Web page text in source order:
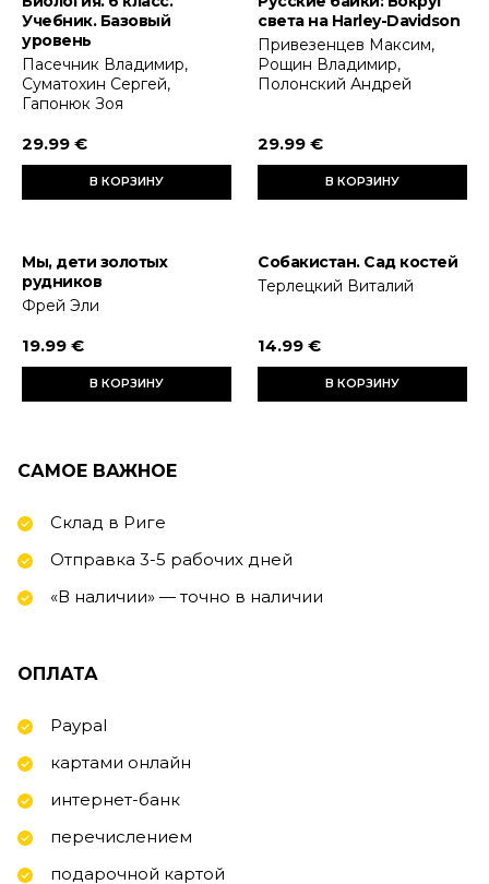
Учебник. Базовый
уровень
Пасечник Владимир,
Суматохин Сергей,
Гапонюк Зоя
29.99 €
В КОРЗИНУ
света на Harley-Davidson
Привезенцев Максим,
Рощин Владимир,
Полонский Андрей
29.99 €
В КОРЗИНУ
Мы, дети золотых
рудников
Фрей Эли
19.99 €
В КОРЗИНУ
Собакистан. Сад костей
Терлецкий Виталий
14.99 €
В КОРЗИНУ
САМОЕ ВАЖНОЕ
Склад в Риге
Отправка 3-5 рабочих дней
«В наличии» — точно в наличии
ОПЛАТА
Paypal
картами онлайн
интернет-банк
перечислением
подарочной картой